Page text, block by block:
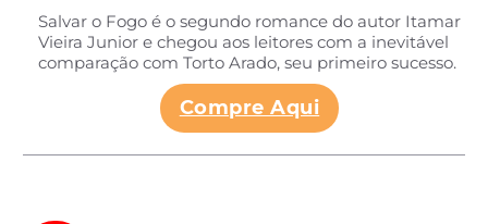
Salvar o Fogo é o segundo romance do autor Itamar
Vieira Junior e chegou aos leitores com a inevitável
comparação com Torto Arado, seu primeiro sucesso.
Compre Aqui